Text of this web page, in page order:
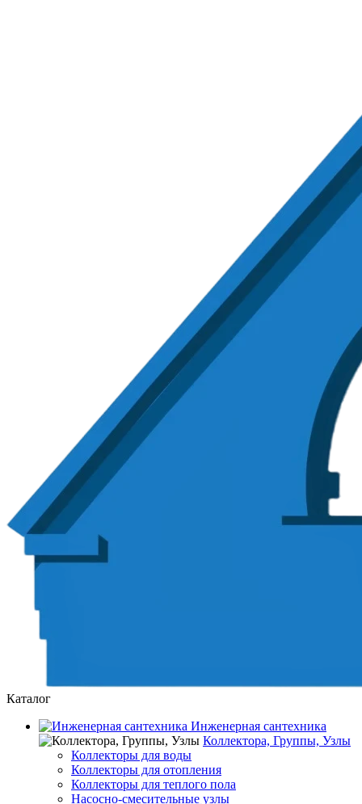
Каталог
Инженерная сантехника
Коллектора, Группы, Узлы
Коллекторы для воды
Коллекторы для отопления
Коллекторы для теплого пола
Насосно-смесительные узлы